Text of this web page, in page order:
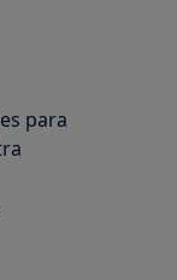
para